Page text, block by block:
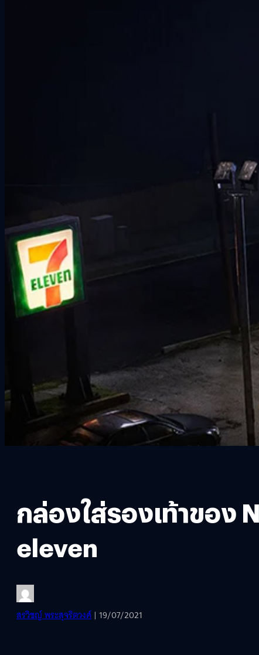
กล่องใส่รองเท้าของ
eleven
สรวิชญ์ พระสุจริตวงศ์ | 19/07/2021